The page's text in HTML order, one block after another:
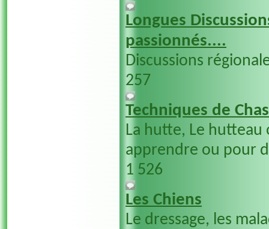
Longues
passionnés....
Discussions
257
Techniques de
La hutte, Le hutteau
apprendre ou pour
1 526
Les Chiens
Le dressage, les